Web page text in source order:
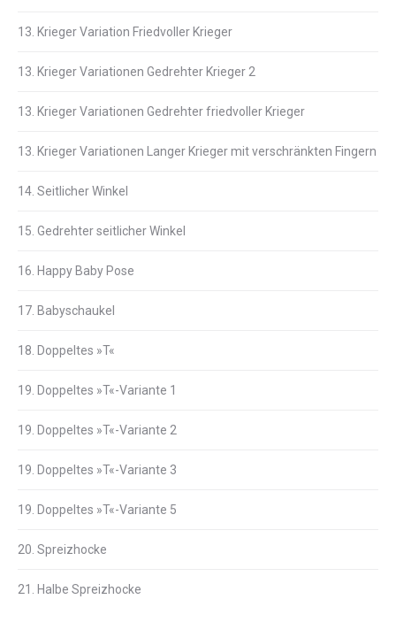
13. Krieger Variation Friedvoller Krieger
13. Krieger Variationen Gedrehter Krieger 2
13. Krieger Variationen Gedrehter friedvoller Krieger
13. Krieger Variationen Langer Krieger mit verschränkten Fingern
14. Seitlicher Winkel
15. Gedrehter seitlicher Winkel
16. Happy Baby Pose
17. Babyschaukel
18. Doppeltes »T«
19. Doppeltes »T«-Variante 1
19. Doppeltes »T«-Variante 2
19. Doppeltes »T«-Variante 3
19. Doppeltes »T«-Variante 5
20. Spreizhocke
21. Halbe Spreizhocke